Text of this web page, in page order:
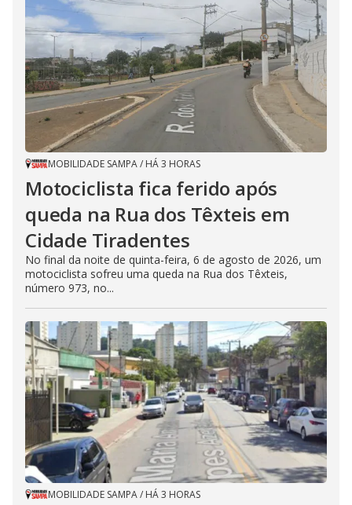
MOBILIDADE SAMPA/ HÁ 3 HORAS
Motociclista fica ferido após
queda na Rua dos Têxteis em
Cidade Tiradentes
No final da noite de quinta-feira, 6 de agosto de 2026, um
motociclista sofreu uma queda na Rua dos Têxteis,
número 973, no...
MOBILIDADE SAMPA/ HÁ 3 HORAS